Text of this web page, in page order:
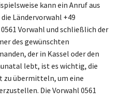
kann ein Anruf aus
Ländervorwahl +49
Vorwahl und schließlich der
des gewünschten
der in Kassel oder den
lebt, ist es wichtig, die
zu übermitteln, um eine
Die Vorwahl 0561